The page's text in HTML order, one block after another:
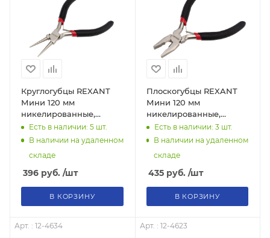
Круглогубцы REXANT
Мини 120 мм
никелированные,
авторазжим, обливные
рукоятки
Есть в наличии: 5 шт.
В наличии на удаленном
складе
396 руб. /шт
В КОРЗИНУ
Плоскогубцы REXANT
Мини 120 мм
никелированные,
авторазжим, обливные
рукоятки
Есть в наличии: 3шт.
В наличии на удаленном
складе
435руб. /шт
В КОРЗИНУ
Арт. : 12-4634 Арт. : 12-4623